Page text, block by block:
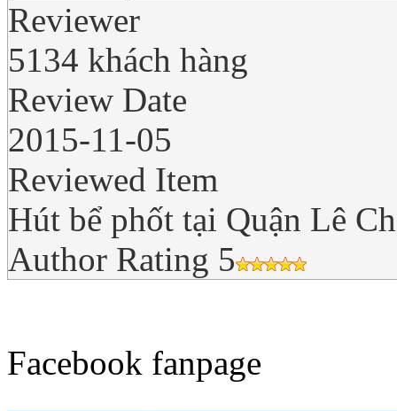
Reviewer
5134 khách hàng
Review Date
2015-11-05
Reviewed Item
Hút bể phốt tại Quận Lê
Author Rating 5
Facebook fanpage